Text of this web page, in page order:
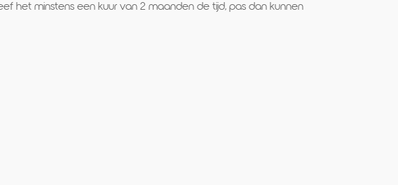
het minstens een kuur van 2 maanden de tijd, pas dan kunnen